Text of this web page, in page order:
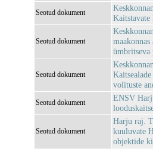
Seotud dokument
Kaitstavate
Seotud dokument
Seotud dokument
volituste
Seotud dokument
ENSV
Seotud dokument
Harju raj.
kuuluvate
objektide